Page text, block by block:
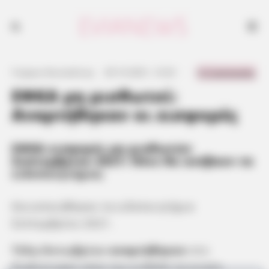
ΕΦΚΑ μη μισθωτοί:
Αναρτήθηκαν οι εισφορές
ΕΦΚΑ εισφορές μη μισθωτών
Σεπτεμβρίου 2021: Πότε θα ανέβουν τα
Τέλη Οκτωβρίου
αναρτήθηκαν